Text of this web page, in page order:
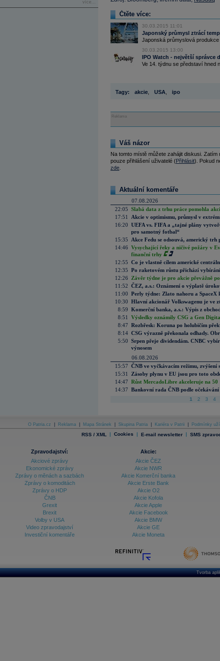
více...
Čtěte více:
30.03.2015 11:01
Japonský průmysl ztrácí
Japonská průmyslová
30.03.2015 13:00
IPO Watch - největší správce
Ve 14. týdnu se představí hned
Tagy: akcie USA ipo
Reklama
Váš názor
Na tomto místě můžete zahájit diskusi.
pouze přihlášení uživatelé (Přihlásit). Pokud
zde
Aktuální komentáře
07.08.2026
22:05 Slabá data z trhu práce pomohla
17:51
Akcie v optimismu, průmysl v
16:20 UEFA vs. FIFA a „tajné plány
pro samotný fotbal“
15:35
Akce Fedu se odsouvá, americký
14:46 Vysychající řeky a ničivé požáry v
finanční trhy
12:55 Co je vlastně cílem americké
12:35 Po raketovém růstu přichází
12:26
Závěr týdne je pro akcie převážně
11:52 ČEZ, a.s.: Oznámení o výplatě
11:00 Perly týdne: Zlato nahoru a SpaceX
10:30 Hlavní akcionář Volkswagenu je ve
8:59 Komerční banka, a.s.: Výpis z
8:51
Výsledky oznámily CSG a Gen
8:47 Rozbřesk: Koruna po holubičím
8:14 CSG výrazně překonala odhady.
5:50 Srpen přeje dividendám. CNBC
výnosem
06.08.2026
15:57 ČNB ve vyčkávacím režimu, zvýšení
15:31
Zásoby plynu v EU jsou pro toto
14:47 Růst MercadoLibre akceleruje na
14:37 Bankovní rada ČNB podle
1 2 3 4
O Patria.cz Reklama Mapa Stránek Skupina Patria Kariéra v Patrii Podmínky
RSS / XML | Cookies | E-mail newsletter | SMS
Zpravodajství:
Akciové zprávy
Ekonomické zprávy
Zprávy o měnách a sazbách
Zprávy o komoditách
Zprávy o HDP
ČNB
Grexit
Brexit
Volby v USA
Video zpravodajství
Investiční komentáře
Akcie:
Akcie ČEZ
Akcie NWR
Akcie Komerční banka
Akcie Erste Bank
Akcie O2
Akcie Kofola
Akcie Apple
Akcie Facebook
Akcie BMW
Akcie GE
Akcie Moneta
Tvorba